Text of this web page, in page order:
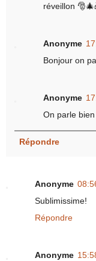
réveillon
Anonyme
Bonjour on
Anonyme
On parle
Répondre
Anonyme
Sublimissime!
Répondre
Anonyme